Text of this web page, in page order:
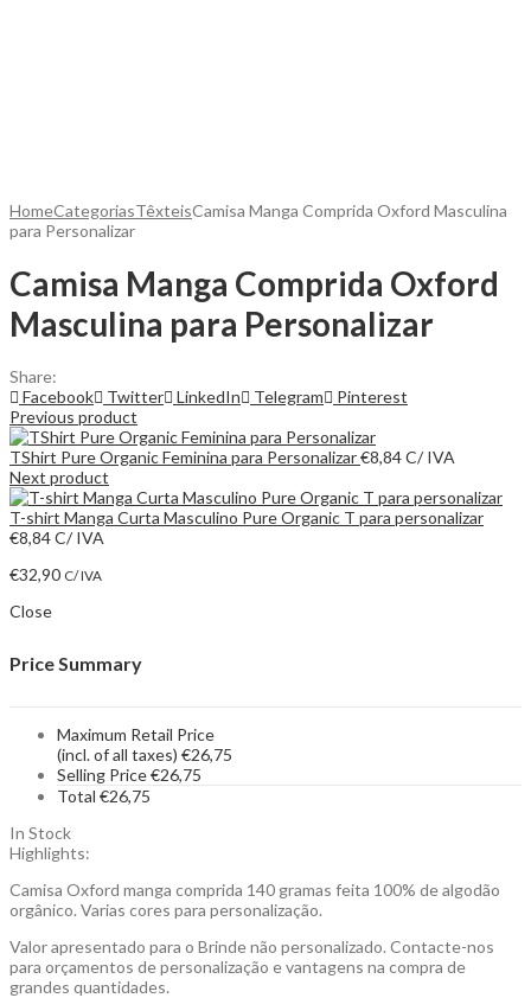
HomeCategoriasTêxteisCamisa Manga Comprida Oxford Masculina
para Personalizar
Camisa Manga Comprida Oxford
Masculina para Personalizar
Share:
Facebook
Twitter LinkedIn Telegram
Pinterest
Previous product
TShirt Pure Organic Feminina para Personalizar€8,84C/ IVA
Next product
T-shirt Manga Curta Masculino Pure Organic T para personalizar
€8,84C/ IVA
€32,90 C/ IVA
Close
Price Summary
Maximum Retail Price
(incl. of all taxes) €26,75
Selling Price€26,75
Total €26,75
In Stock
Highlights:
Camisa Oxford manga comprida 140 gramas feita 100% de algodão
orgânico. Varias cores para personalização.
Valor apresentado para o Brinde não personalizado. Contacte-nos
para orçamentos de personalização e vantagens na compra de
grandes quantidades.